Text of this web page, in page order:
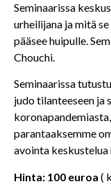
Seminaarissa
urheilijana ja mitä
pääsee huipulle.
Chouchi.
Seminaarissa
judo tilanteeseen ja
parantaaksemme
avointa keskustelua
Hinta: 100 euroa (